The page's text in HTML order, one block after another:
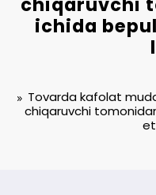
ichida
Tovarda kafolat
chiqaruvchi